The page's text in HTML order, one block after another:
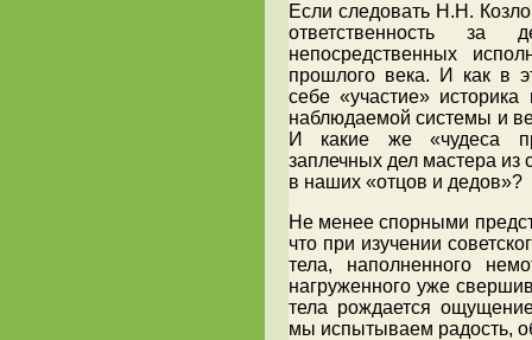
Если следовать Н.Н.
ответственность за
непосредственных
прошлого века. И как в
себе «участие»
наблюдаемой системы и
И какие же «чудеса
заплечных дел мастера из
в наших «отцов и дедов»?
Не менее спорными
что при изучении
тела, наполненного
нагруженного уже
тела рождается
мы испытываем радость,